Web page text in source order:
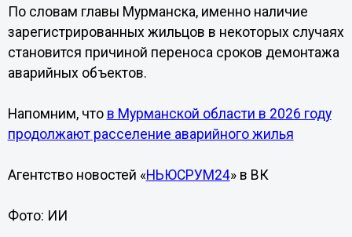
По словам главы Мурманска, именно наличие
зарегистрированных жильцов в некоторых случаях
становится причиной переноса сроков демонтажа
аварийных объектов.
Напомним, что в Мурманской области в 2026 году
продолжают расселение аварийного жилья
Агентство новостей «НЬЮСРУМ24» в ВК
Фото: ИИ